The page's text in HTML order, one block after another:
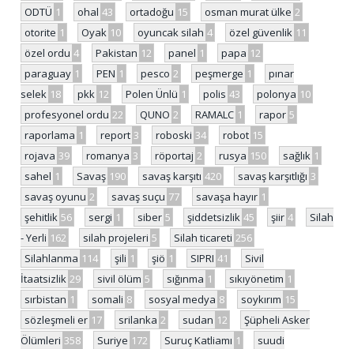
ODTÜ 1 ohal 43 ortadoğu 15 osman murat ülke 2
otorite 1 Oyak 10 oyuncak silah 4 özel güvenlik 11
özel ordu 4 Pakistan 12 panel 1 papa 12
paraguay 1 PEN 1 pesco 2 peşmerge 1
pınar
selek 18 pkk 12 Polen Ünlü 1 polis 43 polonya 10
profesyonel ordu 22 QUNO 2 RAMALC 1 rapor 5
raporlama 1 report 3 roboski 34 robot 15
rojava 39 romanya 3 röportaj 2 rusya 150 sağlık 1
sahel 1 Savaş 190 savaş karşıtı 420 savaş karşıtlığı 3
savaş oyunu 2 savaş suçu 77 savaşa hayır 1
şehitlik 56 sergi 1 siber 5 şiddetsizlik 45 şiir 4
Silah
- Yerli 162 silah projeleri 5 Silah ticareti 256
Silahlanma 114 şili 1 şiö 1 SIPRI 41
Sivil
İtaatsizlik 29 sivil ölüm 5 sığınma 1 sıkıyönetim 1
sırbistan 1 somali 8 sosyal medya 8 soykırım 15
sözleşmeli er 17 srilanka 2 sudan 12
Şüpheli Asker
Ölümleri 358 Suriye 172 Suruç Katliamı 1
suudi